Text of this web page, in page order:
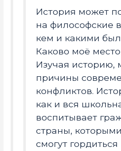
История может
на философские
кем и какими
Каково моё
Изучая историю,
причины
конфликтов.
как и вся
воспитывает
страны,
смогут